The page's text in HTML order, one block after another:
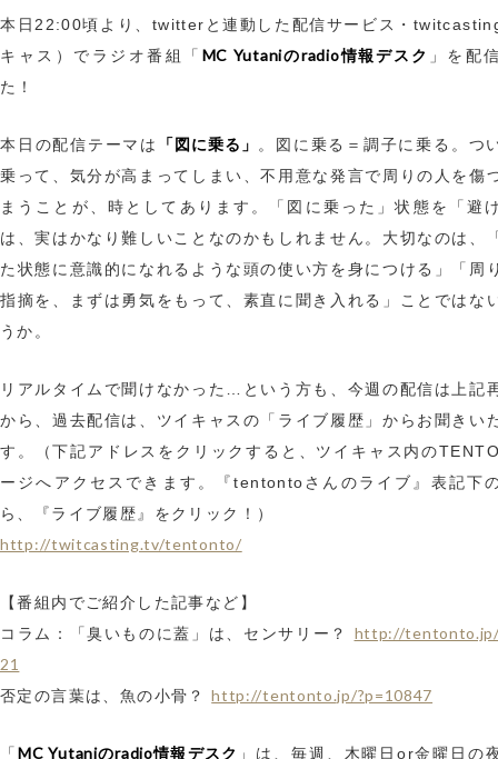
本日22:00頃より、twitterと連動した配信サービス・
キャス）でラジオ番組「 MC Yutaniのradio情報デスク 」を配
た！
本日の配信テーマは 「図に乗る」
。図に乗る＝調子に乗る。つ
乗って、気分が高まってしまい、不用意な発言で周りの人を傷
まうことが、時としてあります。「図に乗った」状態を「避
は、実はかなり難しいことなのかもしれません。大切なのは、
た状態に意識的になれるような頭の使い方を身につける」「周
指摘を、まずは勇気をもって、素直に聞き入れる」ことではな
うか。
リアルタイムで聞けなかった…という方も、今週の配信は上記
から、過去配信は、ツイキャスの「ライブ履歴」からお聞きい
す。（下記アドレスをクリックすると、ツイキャス内の
ージへアクセスできます。『tentontoさんのライブ』表記下
ら、『ライブ履歴』をクリック！）
http://twitcasting.tv/tentonto/
【番組内でご紹介した記事など】
コラム：「臭いものに蓋」は、センサリー？ http://tentonto.jp/
21
否定の言葉は、魚の小骨？http://tentonto.jp/?p=10847
「MC Yutaniのradio情報デスク 」は、毎週、木曜日or金曜日の